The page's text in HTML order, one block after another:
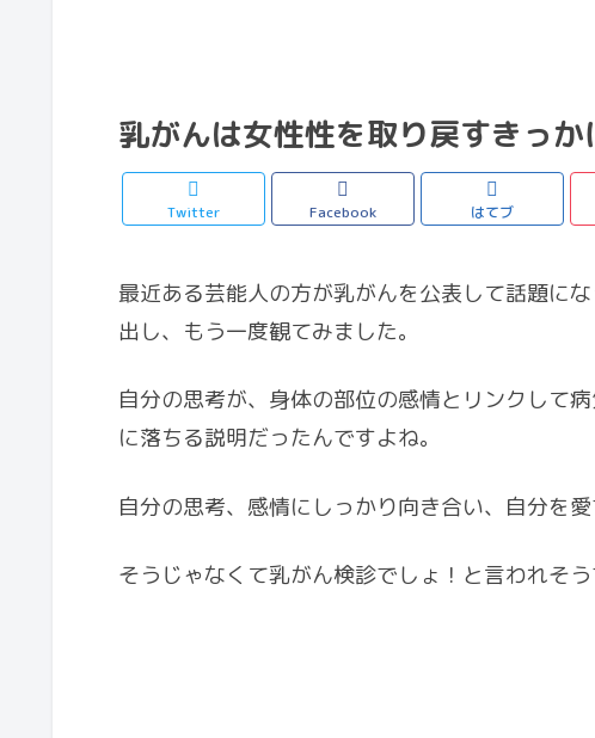
乳がんは女性性を取り戻すきっか
Twitter Facebook はてブ
最近ある芸能人の方が乳がんを公表して話題に
出し、もう一度観てみました。
自分の思考が、身体の部位の感情とリンクして
に落ちる説明だったんですよね。
自分の思考、感情にしっかり向き合い、自分を
そうじゃなくて乳がん検診でしょ！と言われそう